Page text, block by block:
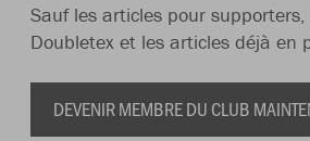
Sauf les articles pour
Doubletex et les articles déjà en
DEVENIR MEMBRE DU CLUB